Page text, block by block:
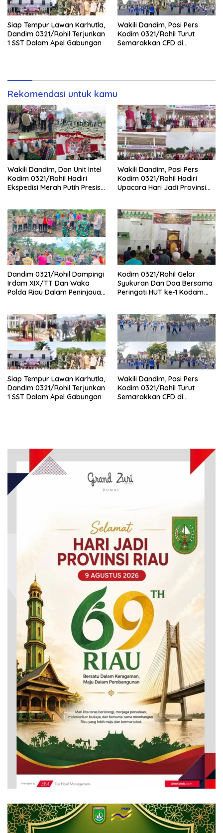
Siap Tempur Lawan Karhutla,
Dandim 0321/Rohil Terjunkan
1 SST Dalam Apel Gabungan
Wakili Dandim, Pasi Pers
Kodim 0321/Rohil Turut
Semarakkan CFD di
Rekomendasi untuk kamu
Wakili Dandim, Dan Unit Intel
Kodim 0321/Rohil Hadiri
Ekspedisi Merah Putih Presisi
Wakili Dandim, Pasi Pers
Kodim 0321/Rohil Hadiri
Upacara Hari Jadi Provinsi
Dandim 0321/Rohil Dampingi
Irdam XIX/TT Dan Waka
Polda Riau Dalam Peninjauan
Kodim 0321/Rohil Gelar
Syukuran Dan Doa Bersama
Peringati HUT ke-1 Kodam
Siap Tempur Lawan Karhutla,
Dandim 0321/Rohil Terjunkan
1 SST Dalam Apel Gabungan
Wakili Dandim, Pasi Pers
Kodim 0321/Rohil Turut
Semarakkan CFD di